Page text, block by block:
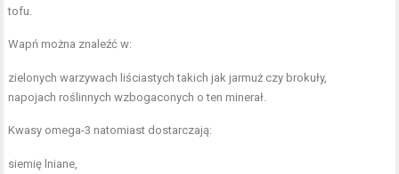
tofu.
Wapń można znaleźć w:
zielonych warzywach liściastych takich jak jarmuż czy brokuły,
napojach roślinnych wzbogaconych o ten minerał.
Kwasy omega-3 natomiast dostarczają:
siemię lniane,